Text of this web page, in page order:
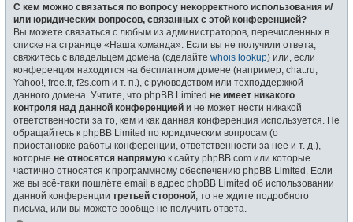
С кем можно связаться по вопросу некорректного использования и/
или юридических вопросов, связанных с этой конференцией?
Вы можете связаться с любым из администраторов, перечисленных в
списке на странице «Наша команда». Если вы не получили ответа,
свяжитесь с владельцем домена (сделайте whois lookup) или, если
конференция находится на бесплатном домене (например, chat.ru,
Yahoo!, free.fr, f2s.com и т. п.), с руководством или техподдержкой
данного домена. Учтите, что phpBB Limited не имеет никакого
контроля над данной конференцией и не может нести никакой
ответственности за то, кем и как данная конференция используется. Не
обращайтесь к phpBB Limited по юридическим вопросам (о
приостановке работы конференции, ответственности за неё и т. д.),
которые не относятся напрямую к сайту phpBB.com или которые
частично относятся к программному обеспечению phpBB Limited. Если
же вы всё-таки пошлёте email в адрес phpBB Limited об использовании
данной конференции третьей стороной , то не ждите подробного
письма, или вы можете вообще не получить ответа.